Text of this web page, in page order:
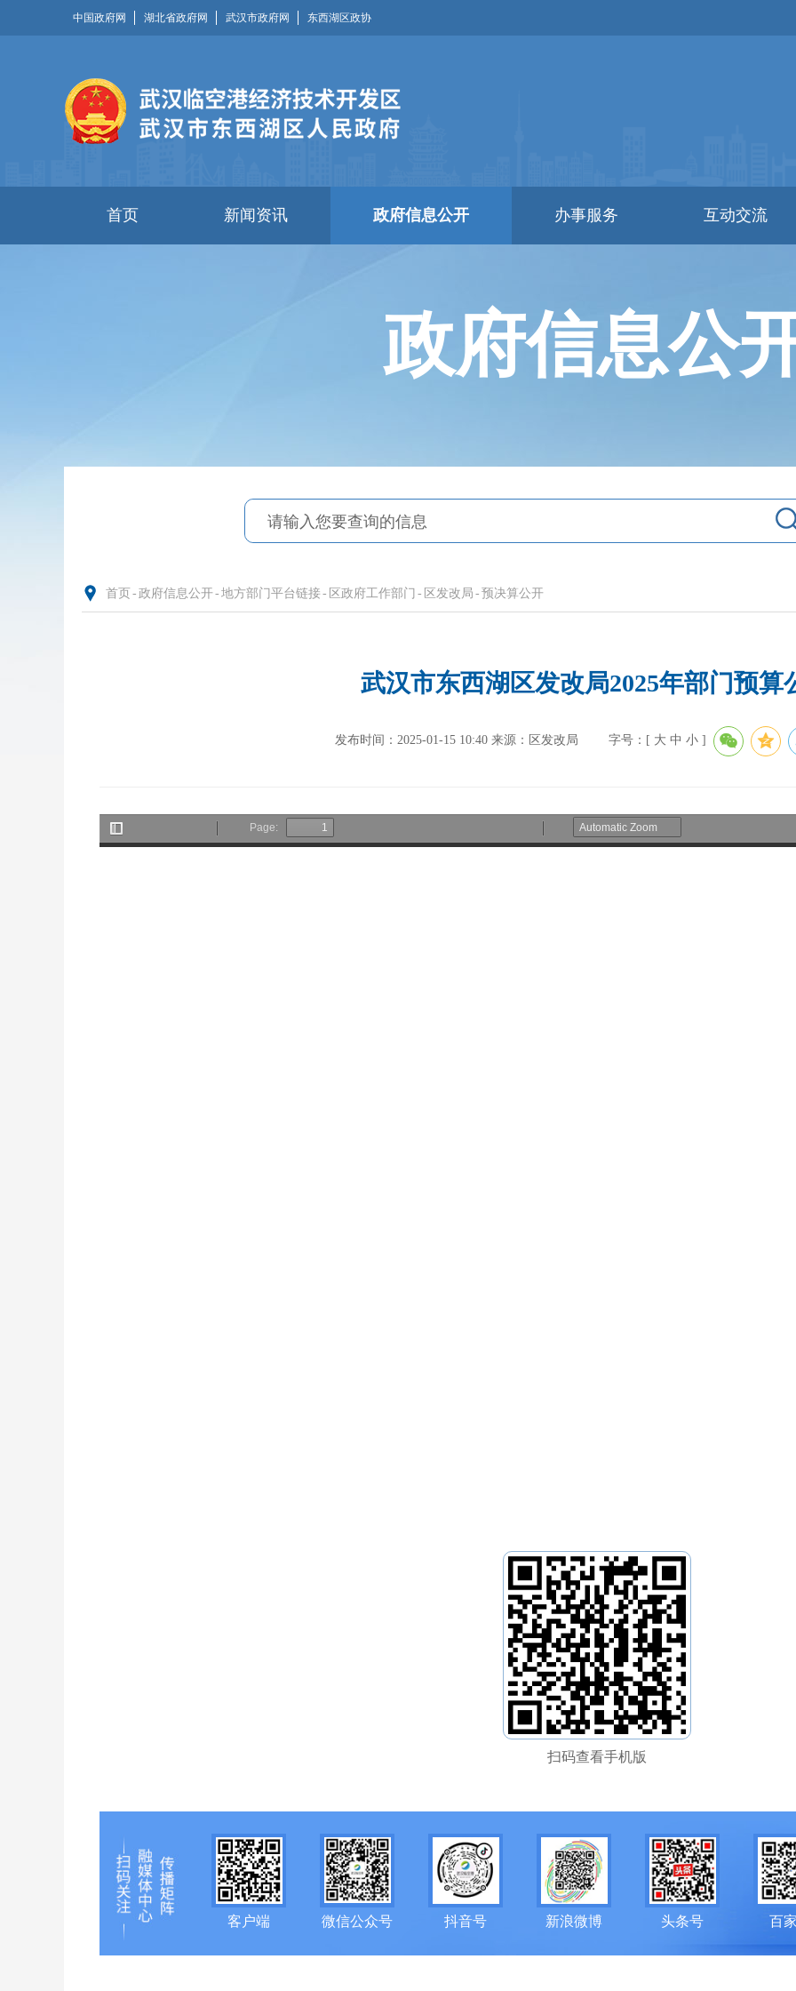
中国政府网 湖北省政府网 武汉市政府网 东西湖区政协
首页 新闻资讯 政府信息公开 办事服务 互动交流
政府信息公
首页 - 政府信息公开- 地方部门平台链接- 区政府工作部门 - 区发改局 - 预决算公开
武汉市东西湖区发改局2025年部门预算
发布时间：2025-01-15 10:40 来源：区发改局 字号：[ 大 中 小 ]
扫码查看手机版
客户端 微信公众号 抖音号 新浪微博 头条号 百